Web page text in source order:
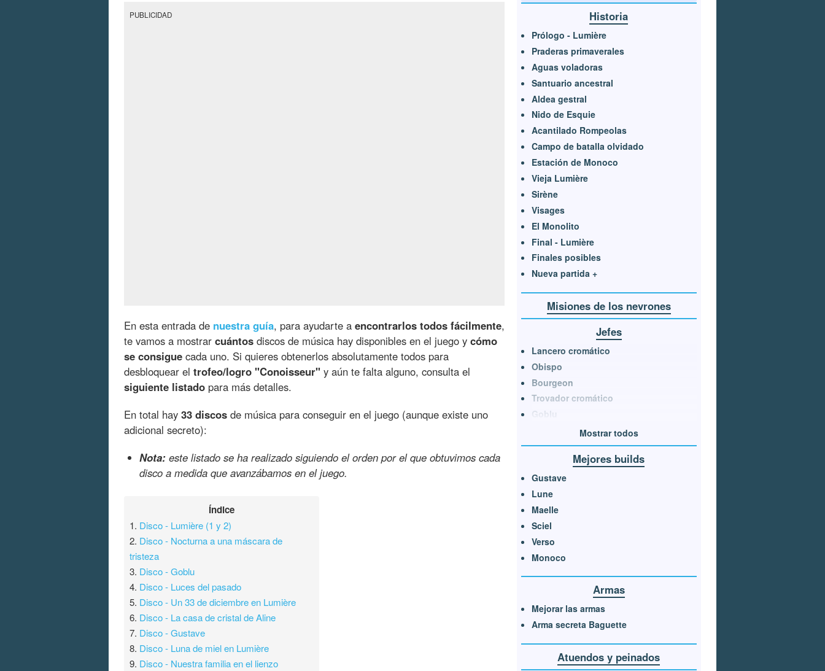
PUBLICIDAD
En esta entrada de nuestra guía, para ayudarte a encontrarlos todos fácilmente,
te vamos a mostrar cuántos discos de música hay disponibles en el juego y cómo
se consigue cada uno. Si quieres obtenerlos absolutamente todos para
desbloquear el trofeo/logro "Conoisseur" y aún te falta alguno, consulta el
siguiente listado para más detalles.
En total hay 33 discos de música para conseguir en el juego (aunque existe uno
adicional secreto):
Nota: este listado se ha realizado siguiendo el orden por el que obtuvimos cada
disco a medida que avanzábamos en el juego.
Índice
1. Disco - Lumière (1 y 2)
2. Disco - Nocturna a una máscara de
tristeza
3. Disco - Goblu
4. Disco - Luces del pasado
5. Disco - Un 33 de diciembre en Lumière
6. Disco - La casa de cristal de Aline
7. Disco - Gustave
8. Disco - Luna de miel en Lumière
9. Disco - Nuestra familia en el lienzo
Historia
Prólogo - Lumière
Praderas primaverales
Aguas voladoras
Santuario ancestral
Aldea gestral
Nido de Esquie
Acantilado Rompeolas
Campo de batalla olvidado
Estación de Monoco
Vieja Lumière
Sirène
Visages
El Monolito
Final - Lumière
Finales posibles
Nueva partida +
Misiones de los nevrones
Jefes
Lancero cromático
Obispo
Bourgeon
Trovador cromático
Goblu
Mostrar todos
Mejores builds
Gustave
Lune
Maelle
Sciel
Verso
Monoco
Armas
Mejorar las armas
Arma secreta Baguette
Atuendos y peinados